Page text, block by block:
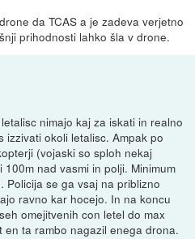
da TCAS a je zadeva verjetno
prihodnosti lahko šla v drone.
nimajo kaj za iskati in realno
okoli letalisc. Ampak po
(vojaski so sploh nekaj
nad vasmi in polji. Minimum
Policija se ga vsaj na priblizno
ravno kar hocejo. In na koncu
omejitvenih con letel do max
ta rambo nagazil enega drona.